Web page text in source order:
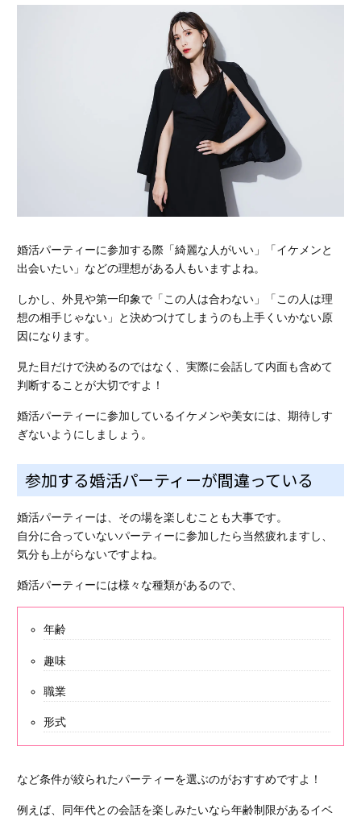
婚活パーティーに参加する際「綺麗な人がいい」「イケメンと
出会いたい」などの理想がある人もいますよね。
しかし、外見や第一印象で「この人は合わない」「この人は理
想の相手じゃない」と決めつけてしまうのも上手くいかない原
因になります。
見た目だけで決めるのではなく、実際に会話して内面も含めて
判断することが大切ですよ！
婚活パーティーに参加しているイケメンや美女には、期待しす
ぎないようにしましょう。
参加する婚活パーティーが間違っている
婚活パーティーは、その場を楽しむことも大事です。
自分に合っていないパーティーに参加したら当然疲れますし、
気分も上がらないですよね。
婚活パーティーには様々な種類があるので、
年齢
趣味
職業
形式
など条件が絞られたパーティーを選ぶのがおすすめですよ！
例えば、同年代との会話を楽しみたいなら年齢制限があるイベ